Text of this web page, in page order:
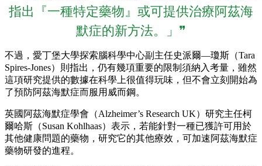
指出『一種特定藥物』或可提供治療阿茲海
默症的新方法。」❞
不過，愛丁堡大學探索腦科學中心副主任史派爾—瓊斯（Tara
Spires-Jones）則指出，仍有幾項重要的限制須納入考量，雖然
這項研究提供的數據在科學上很值得玩味，但不會立刻開始為
了預防阿茲海默症而服用威而鋼。
英國阿茲海默症學會（Alzheimer’s Research UK）研究主任柯
爾哈斯（Susan Kohlhaas）表示，若能針對一種已獲許可用於
其他健康問題的藥物，研究它的其他療效，可加速阿茲海默症
藥物研發的進程。